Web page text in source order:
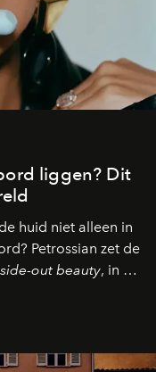
liggen? Dit
huid niet alleen in
Petrossian zet de
out beauty, in de